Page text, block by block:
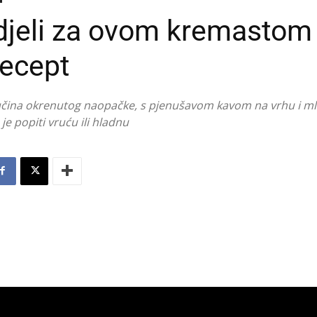
za ovom
okrenutog naopačke, s pjenušavom kavom na vrhu i
popiti vruću ili hladnu